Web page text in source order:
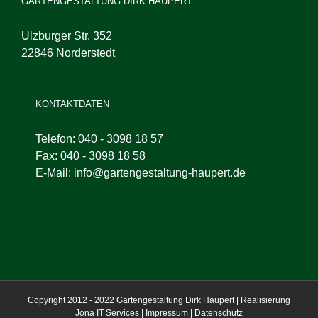
Ulzburger Str. 352
22846 Norderstedt
KONTAKTDATEN
Telefon: 040 - 3098 18 57
Fax: 040 - 3098 18 58
E-Mail: info@gartengestaltung-haupert.de
Copyright 2012 - 2022 Gartengestaltung Dirk Haupert | Realisierung
Jona IT Services | Impressum | Datenschutz